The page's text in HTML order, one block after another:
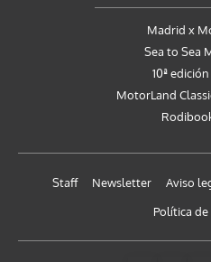
Madrid x
Sea to Sea
10ª
MotorLand
Staff Newsletter Aviso
Política